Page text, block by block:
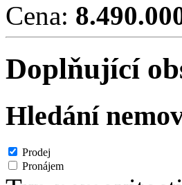
Cena:
Doplňující
Hledání
Prodej
Pronájem